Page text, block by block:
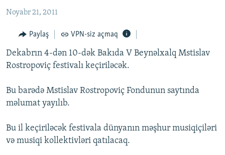
qayıt
#ƏSLINDƏ
FƏRQƏ BAX
QANUNI DOĞRU
ARAŞDIRMA
MULTIMEDIA
VIDEO
FOTOQALEREYA
İNFOQRAFIKA
RADIO ARXIV
OXU ZALI
AZƏRBAYCAN ƏDƏBIYYATI KITABXANASI
HAQQIMIZDA
MISSIYAMIZ
Noyabr 21, 2011
Paylaş VPN-siz açmaq
Dekabrın 4-dən 10-dək Bakıda V Beynəlxalq Mstislav
Rostropoviç festivalı keçiriləcək.
Bu barədə Mstislav Rostropoviç Fondunun saytında
məlumat yayılıb.
Bu il keçiriləcək festivala dünyanın məşhur musiqiçiləri
və musiqi kollektivləri qatılacaq.